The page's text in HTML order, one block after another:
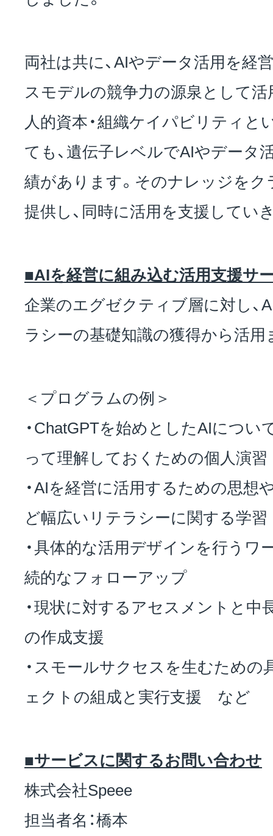
両社は共に、AIやデータ活用を経
スモデルの競争力の源泉として
人的資本・組織ケイパビリティと
ても、遺伝子レベルでAIやデータ
績があります。そのナレッジを
提供し、同時に活用を支援してい
■AIを経営に組み込む活用支援サ
企業のエグゼクティブ層に対し、
ラシーの基礎知識の獲得から活用
＜プログラムの例＞
・ChatGPTを始めとしたAIについ
って理解しておくための個人演習
・AIを経営に活用するための思想
ど幅広いリテラシーに関する学習
・具体的な活用デザインを行うワ
続的なフォローアップ
・現状に対するアセスメントと
の作成支援
・スモールサクセスを生むため
ェクトの組成と実行支援 など
■サービスに関するお問い合わせ
株式会社Speee
担当者名：橋本